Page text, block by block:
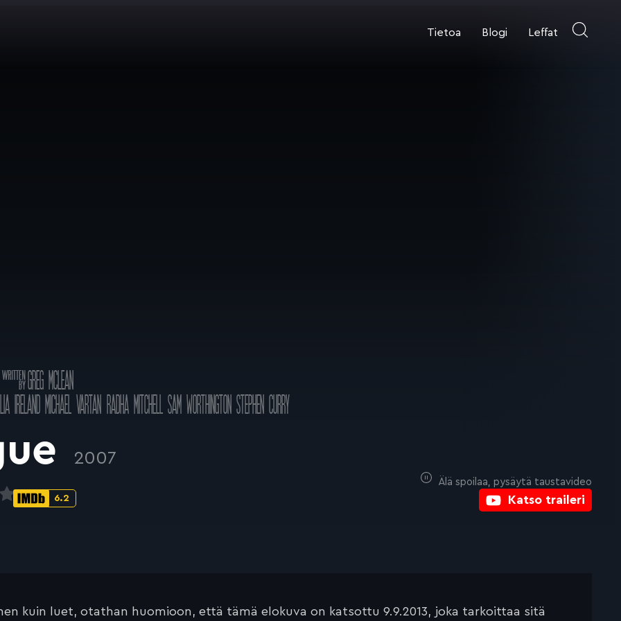
Tietoa Blogi Leffat
Katso traileri
Älä spoilaa, pysäytä taustavideo
Käsikirjoitus
aGREG MCLEAN
IRELANDMICHAEL VARTAN RADHA MITCHELL SAM WORTHINGTONSTEPHEN CURRY
2007
IMDb-
6.2
kuin luet, otathan huomioon, että tämä elokuva on katsottu 9.9.2013, joka tarkoittaa sitä